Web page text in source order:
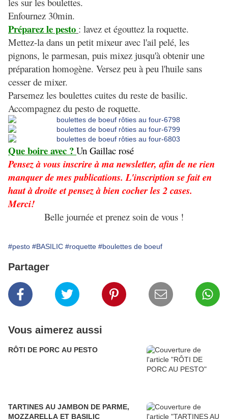
Enfournez 30min.
Préparez le pesto : lavez et égouttez la roquette.
Mettez-la dans un petit mixeur avec l'ail pelé, les
pignons, le parmesan, puis mixez jusqu'à obtenir une
préparation homogène. Versez peu à peu l'huile sans
cesser de mixer.
Parsemez les boulettes cuites du reste de basilic.
Accompagnez du pesto de roquette.
Que boire avec ? Un Gaillac rosé
Pensez à vous inscrire à ma newsletter, afin de ne rien
manquer de mes publications. L'inscription se fait en
haut à droite et pensez à bien cocher les 2 cases.
Merci!
Belle journée et prenez soin de vous !
#pesto #BASILIC #roquette #boulettes de boeuf
Partager
Vous aimerez aussi
RÔTI DE PORC AU PESTO
TARTINES AU JAMBON DE PARME,
MOZZARELLA ET BASILIC